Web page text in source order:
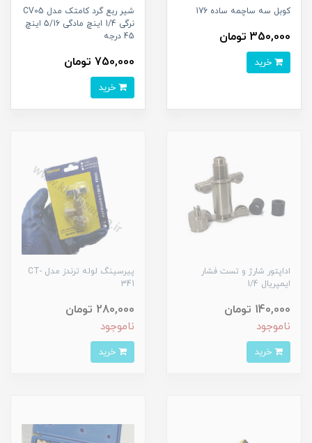
کوبل سه ساچمه ساده 176
350,000 تومان
شیر ربع گرد کامتک مدل CV05
نرگی 1/4 اینچ مادگی 5/16 اینچ
45 درجه
750,000 تومان
اداپتور شارژ و تست فشار
ایمپریال 1/4
140,000 تومان
ناموجود
پیرسینگ لوله ترندز مدل CT-
341
280,000 تومان
ناموجود